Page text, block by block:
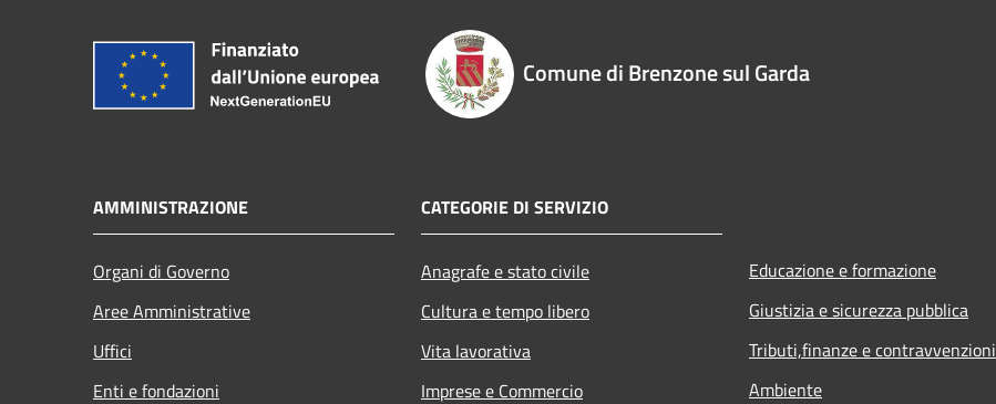
Comune di Brenzone sul Garda
AMMINISTRAZIONE
Organi di Governo
Aree Amministrative
Uffici
Enti e fondazioni
CATEGORIE DI SERVIZIO
Anagrafe e stato civile
Cultura e tempo libero
Vita lavorativa
Imprese e Commercio
Educazione e formazione
Giustizia e sicurezza pubblica
Tributi,finanze e contravvenzioni
Ambiente